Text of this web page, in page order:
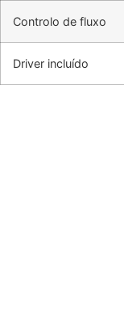
Controlo de fluxo
Driver incluído